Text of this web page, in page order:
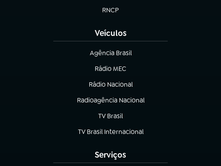
RNCP
(abre em nova aba)
Veículos
Agência Brasil
(abre em nova aba)
Rádio MEC
Rádio Nacional
(abre em nova aba)
Radioagência Nacional
(abre em nova aba)
TV Brasil
(abre em nova aba)
TV Brasil Internacional
(abre em nova aba)
Serviços